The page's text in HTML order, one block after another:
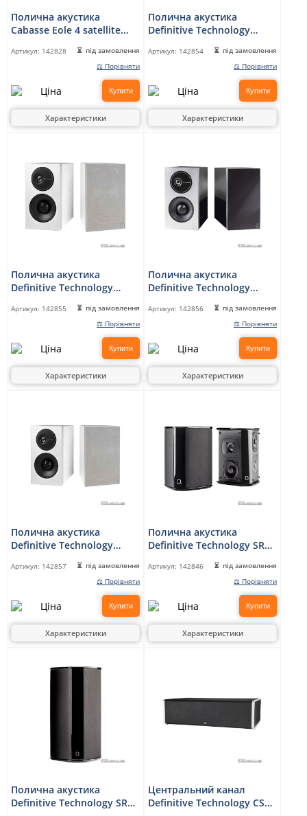
Полична акустика
Cabasse Eole 4 satellite
Артикул: 142828
під замовлення
⚖ Порівняти
Купити
Характеристики
Полична акустика
Definitive Technology
Артикул: 142854
під замовлення
⚖ Порівняти
Купити
Характеристики
Полична акустика
Definitive Technology
Артикул: 142855
під замовлення
⚖ Порівняти
Купити
Характеристики
Полична акустика
Definitive Technology
Артикул: 142856
під замовлення
⚖ Порівняти
Купити
Характеристики
Полична акустика
Definitive Technology
Артикул: 142857
під замовлення
⚖ Порівняти
Купити
Характеристики
Полична акустика
Definitive Technology SR
Артикул: 142846
під замовлення
⚖ Порівняти
Купити
Характеристики
Полична акустика
Definitive Technology SR
Центральний канал
Definitive Technology CS